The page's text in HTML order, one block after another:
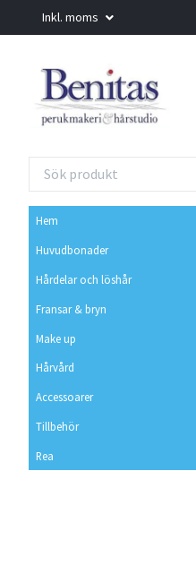
Inkl. moms
Hem
Huvudbonader
Hårdelar och löshår
Fransar & bryn
Make up
Hårvård
Accessoarer
Tillbehör
Rea